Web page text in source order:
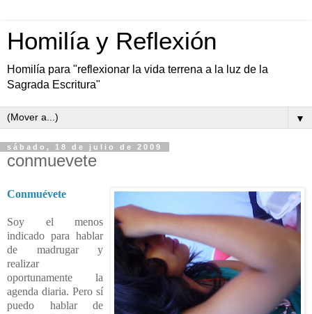
Homilía y Reflexión
Homilía para "reflexionar la vida terrena a la luz de la
Sagrada Escritura"
▼
sábado, 18 de julio de 2009
conmuevete
Conmuévete
Soy el menos
indicado para hablar
de madrugar y
realizar
oportunamente la
agenda diaria. Pero sí
puedo hablar de